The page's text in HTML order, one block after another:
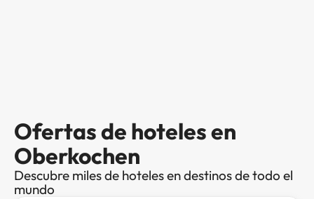
Ofertas de hoteles en
Oberkochen
Descubre miles de hoteles en destinos de todo el
mundo